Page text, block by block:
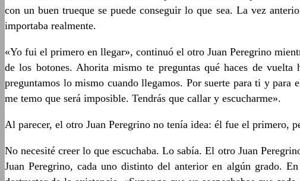
con un buen trueque se puede conseguir lo que sea. La vez
importaba realmente.
«Yo fui el primero en llegar», continuó el otro Juan Peregrino
de los botones. Ahorita mismo te preguntas qué haces de
preguntamos lo mismo cuando llegamos. Por suerte para ti y
me temo que será imposible. Tendrás que callar y escucharme».
Al parecer, el otro Juan Peregrino no tenía idea: él fue el primero,
No necesité creer lo que escuchaba. Lo sabía. El otro Juan
Juan Peregrino, cada uno distinto del anterior en algún grado.